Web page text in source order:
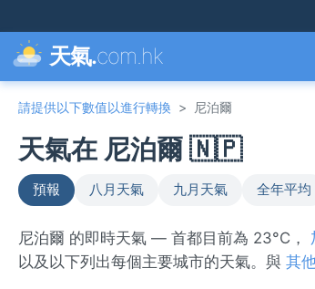
天氣.com.hk
請提供以下數值以進行轉換 > 尼泊爾
天氣在 尼泊爾 🇳🇵
預報 八月天氣 九月天氣 全年平均
尼泊爾 的即時天氣 — 首都目前為 23°C，
以及以下列出每個主要城市的天氣。與 其